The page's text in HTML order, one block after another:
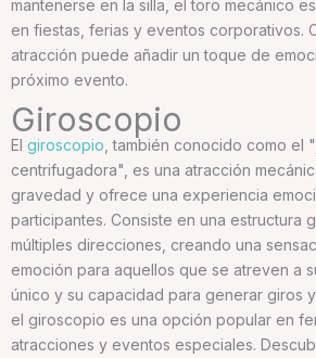
mantenerse en la silla, el toro mecánico
en fiestas, ferias y eventos corporativos.
atracción puede añadir un toque de
próximo evento.
Giroscopio
El giroscopio , también conocido como el
centrifugadora", es una atracción
gravedad y ofrece una experiencia
participantes. Consiste en una estructura
múltiples direcciones, creando una
emoción para aquellos que se atreven a
único y su capacidad para generar giros
el giroscopio es una opción popular en
atracciones y eventos especiales.